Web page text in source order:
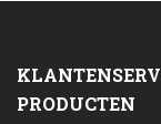
PRODUCTEN